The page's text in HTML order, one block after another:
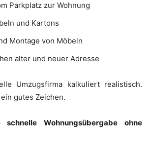
Parkplatz zur Wohnung
und Kartons
Montage von Möbeln
alter und neuer Adresse
Umzugsfirma kalkuliert realistisch.
gutes Zeichen.
Wohnungsübergabe ohne